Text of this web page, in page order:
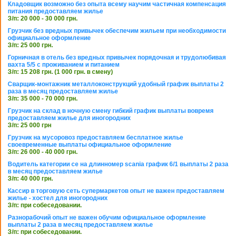
Кладовщик возможно без опыта всему научим частичная компенсация
питания предоставляем жилье
З/п: 20 000 - 30 000 грн.
Грузчик без вредных привычек обеспечим жильем при необходимости
официальное оформление
З/п: 25 000 грн.
Горничная в отель без вредных привычек порядочная и трудолюбивая
вахта 5/5 с проживанием и питанием
З/п: 15 208 грн. (1 000 грн. в смену)
Сварщик-монтажник металлоконструкций удобный график выплаты 2
раза в месяц предоставляем жилье
З/п: 35 000 - 70 000 грн.
Грузчик на склад в ночную смену гибкий график выплаты вовремя
предоставляем жилье для иногородних
З/п: 25 000 грн
Грузчик на мусоровоз предоставляем бесплатное жилье
своевременные выплаты официальное оформление
З/п: 26 000 - 40 000 грн.
Водитель категории се на длинномер scania график 6/1 выплаты 2 раза
в месяц предоставляем жилье
З/п: 40 000 грн.
Кассир в торговую сеть супермаркетов опыт не важен предоставляем
жилье - хостел для иногородних
З/п: при собеседовании.
Разнорабочий опыт не важен обучим официальное оформление
выплаты 2 раза в месяц предоставляем жилье
З/п: при собеседовании.